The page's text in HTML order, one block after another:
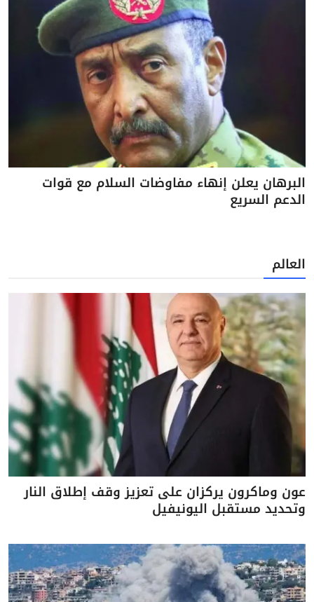
البرهان يعلن إنهاء مفاوضات السلام مع قوات
الدعم السريع
العالم
عون وماكرون يركزان على تعزيز وقف إطلاق النار
وتحديد مستقبل اليونيفيل